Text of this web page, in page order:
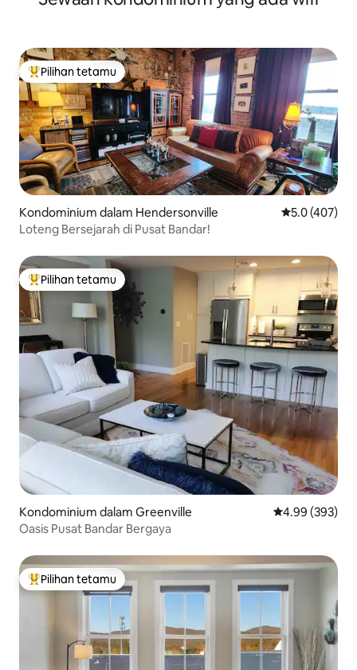
Pilihan utama tetamu
Pilihan tetamu
Kondominium dalam Hendersonville Penarafan
5.0 (407)
Loteng Bersejarah di Pusat Bandar!
Pilihan utama tetamu
Pilihan tetamu
Kondominium dalam Greenville Penarafan
4.99 (393)
Oasis Pusat Bandar Bergaya
Pilihan utama tetamu
Pilihan tetamu